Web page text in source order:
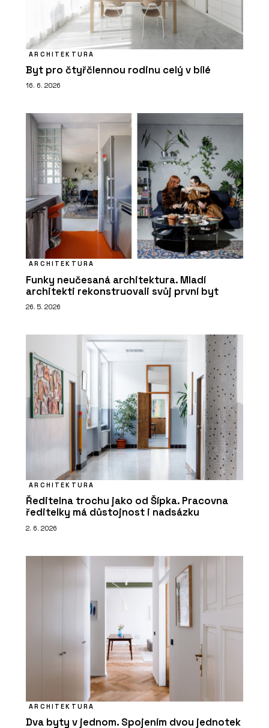
ARCHITEKTURA
Byt pro čtyřčlennou rodinu celý v bílé
16. 6. 2026
ARCHITEKTURA
Funky neučesaná architektura. Mladí
architekti rekonstruovali svůj první byt
26. 5. 2026
ARCHITEKTURA
Ředitelna trochu jako od Šípka. Pracovna
ředitelky má důstojnost i nadsázku
2. 6. 2026
ARCHITEKTURA
Dva byty v jednom. Spojením dvou jednotek